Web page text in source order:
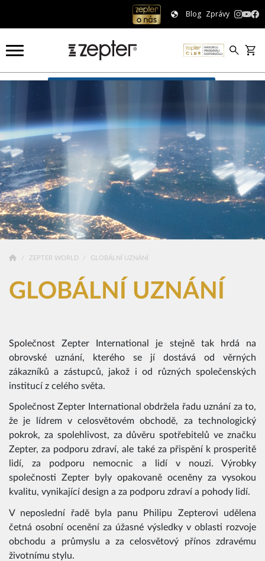
Blog Zprávy
Globální uznání
ZEPTER WORLD GLOBÁLNÍ UZNÁNÍ
GLOBÁLNÍ UZNÁNÍ
Společnost Zepter International je stejně tak hrdá na
obrovské uznání, kterého se jí dostává od věrných
zákazníků a zástupců, jakož i od různých společenských
institucí z celého světa.
Společnost Zepter International obdržela řadu uznání za to,
že je lídrem v celosvětovém obchodě, za technologický
pokrok, za spolehlivost, za důvěru spotřebitelů ve značku
Zepter, za podporu zdraví, ale také za přispění k prosperitě
lidí, za podporu nemocnic a lidí v nouzi. Výrobky
společnosti Zepter byly opakovaně oceněny za vysokou
kvalitu, vynikající design a za podporu zdraví a pohody lidí.
V neposlední řadě byla panu Philipu Zepterovi udělena
četná osobní ocenění za úžasné výsledky v oblasti rozvoje
obchodu a průmyslu a za celosvětový přínos zdravému
životnímu stylu.